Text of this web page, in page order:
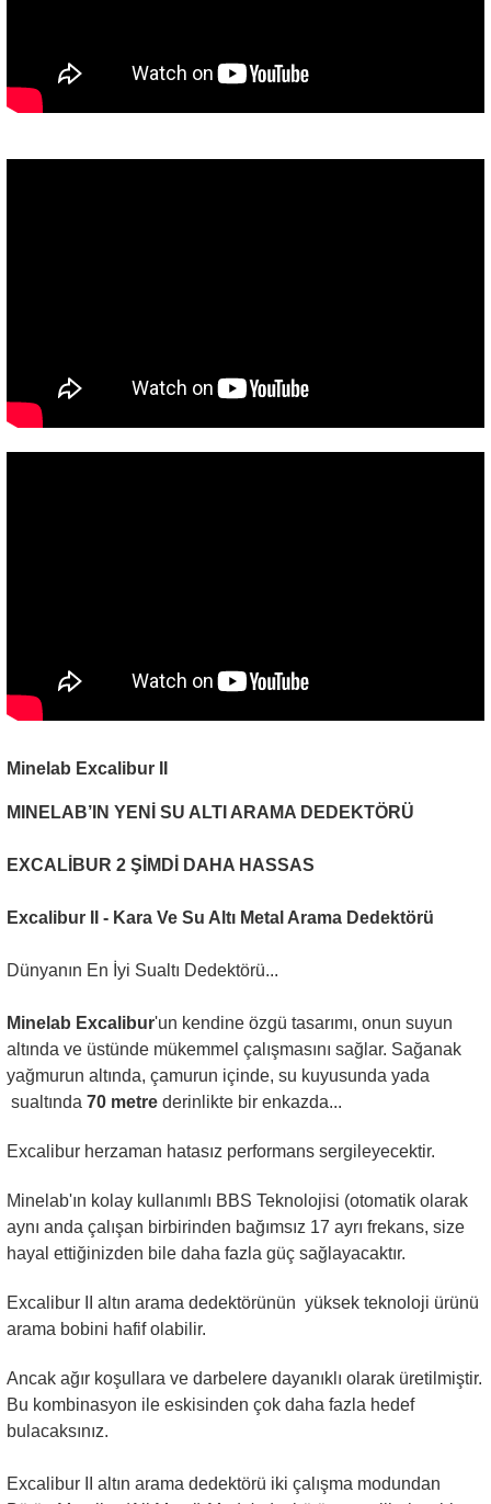
Minelab Excalibur II
MINELAB’IN YENİ SU ALTI ARAMA DEDEKTÖRÜ
EXCALİBUR 2 ŞİMDİ DAHA HASSAS
Excalibur II - Kara Ve Su Altı Metal Arama Dedektörü
Dünyanın En İyi Sualtı Dedektörü...
Minelab Excalibur'un kendine özgü tasarımı, onun suyun
altında ve üstünde mükemmel çalışmasını sağlar. Sağanak
yağmurun altında, çamurun içinde, su kuyusunda yada
sualtında 70 metre derinlikte bir enkazda...
Excalibur herzaman hatasız performans sergileyecektir.
Minelab'ın kolay kullanımlı BBS Teknolojisi (otomatik olarak
aynı anda çalışan birbirinden bağımsız 17 ayrı frekans, size
hayal ettiğinizden bile daha fazla güç sağlayacaktır.
Excalibur II altın arama dedektörünün yüksek teknoloji ürünü
arama bobini hafif olabilir.
Ancak ağır koşullara ve darbelere dayanıklı olarak üretilmiştir.
Bu kombinasyon ile eskisinden çok daha fazla hedef
bulacaksınız.
Excalibur II altın arama dedektörü iki çalışma modundan